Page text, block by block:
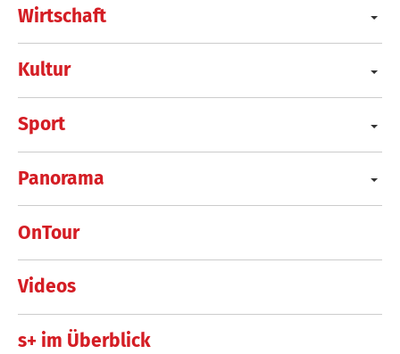
Wirtschaft
Kultur
Sport
Panorama
OnTour
Videos
s+ im Überblick